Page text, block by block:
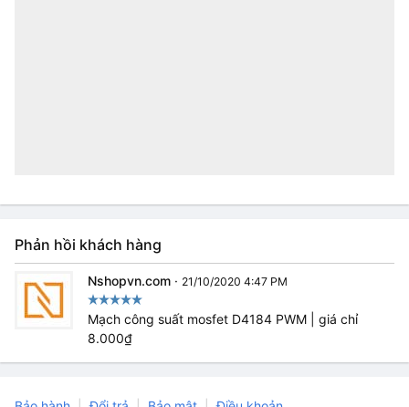
Phản hồi khách hàng
Nshopvn.com · 21/10/2020 4:47 PM
Mạch công suất mosfet D4184 PWM | giá chỉ
8.000₫